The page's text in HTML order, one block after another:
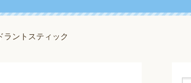
ラントスティック